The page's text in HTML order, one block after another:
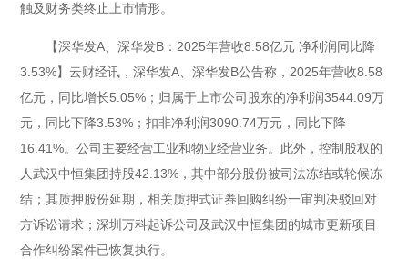
触及财务类终止上市情形。
【深华发A、深华发B：2025年营收8.58亿元 净利润同比降
3.53%】云财经讯，深华发A、深华发B公告称，2025年营收8.58
亿元，同比增长5.05%；归属于上市公司股东的净利润3544.09万
元，同比下降3.53%；扣非净利润3090.74万元，同比下降
16.41%。公司主要经营工业和物业经营业务。此外，控制股权的
人武汉中恒集团持股42.13%，其中部分股份被司法冻结或轮候冻
结；其质押股份延期，相关质押式证券回购纠纷一审判决驳回对
方诉讼请求；深圳万科起诉公司及武汉中恒集团的城市更新项目
合作纠纷案件已恢复执行。